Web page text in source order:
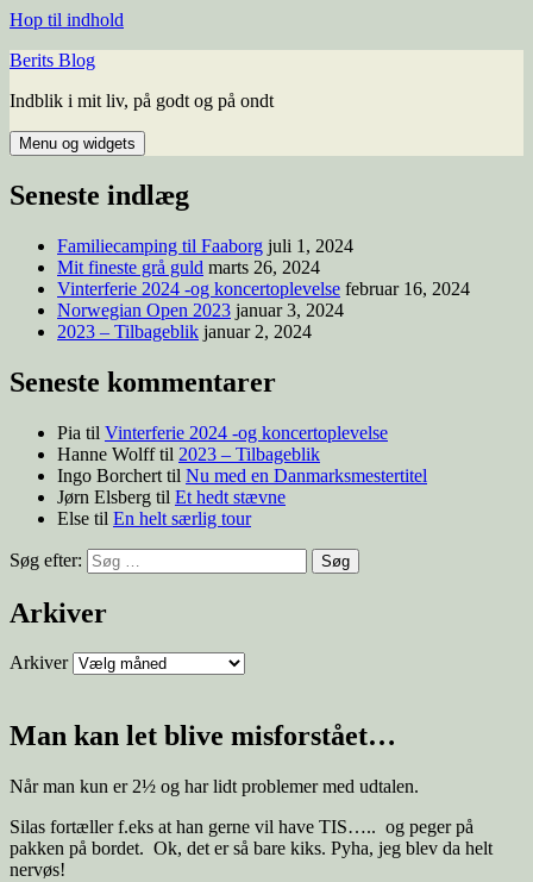
Hop til indhold
Berits Blog
Indblik i mit liv, på godt og på ondt
Menu og widgets
Seneste indlæg
Familiecamping til Faaborg juli 1, 2024
Mit fineste grå guld marts 26, 2024
Vinterferie 2024 -og koncertoplevelse februar 16, 2024
Norwegian Open 2023 januar 3, 2024
2023 – Tilbageblik januar 2, 2024
Seneste kommentarer
Pia til Vinterferie 2024 -og koncertoplevelse
Hanne Wolfftil 2023 – Tilbageblik
Ingo Borchert til Nu med en Danmarksmestertitel
Jørn Elsberg til Et hedt stævne
Else til En helt særlig tour
Søg efter:
Arkiver
Arkiver
Man kan let blive misforstået…
Når man kun er 2½ og har lidt problemer med udtalen.
Silas fortæller f.eks at han gerne vil have TIS….. og peger på
pakken på bordet. Ok, det er så bare kiks. Pyha, jeg blev da helt
nervøs!